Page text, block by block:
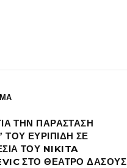
ΤΗΝ ΠΑΡΑΣΤΑΣΗ
ΤΟΥ ΕΥΡΙΠΙΔΗ ΣΕ
ΤΟΥ NIKITA
ΣΤΟ ΘΕΑΤΡΟ ΔΑΣΟΥΣ